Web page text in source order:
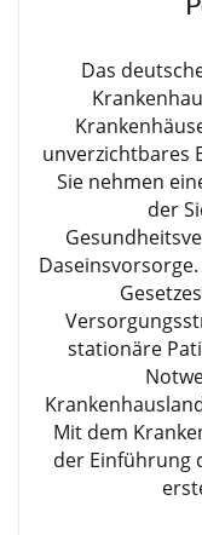
Das
unverzichtbares
Sie nehmen
der
stationäre
Mit dem
der Einführung